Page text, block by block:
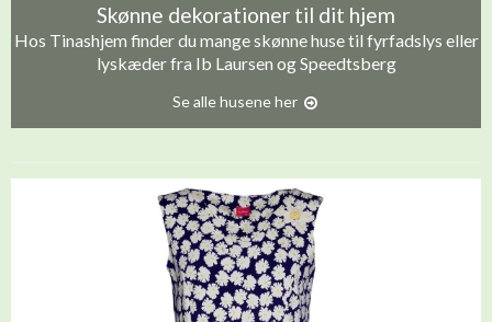
Skønne dekorationer til dit hjem
Hos Tinashjem finder du mange skønne huse til fyrfadslys eller
lyskæder fra Ib Laursen og Speedtsberg
Se alle husene her